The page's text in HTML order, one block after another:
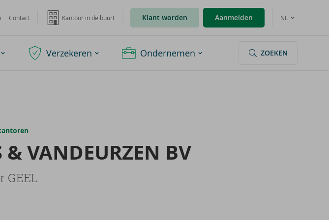
Contact Kantoor in de buurt Klant worden Aanmelden NL
Verzekeren Ondernemen ZOEKEN
& VAN­DEUR­ZEN BV
GEEL